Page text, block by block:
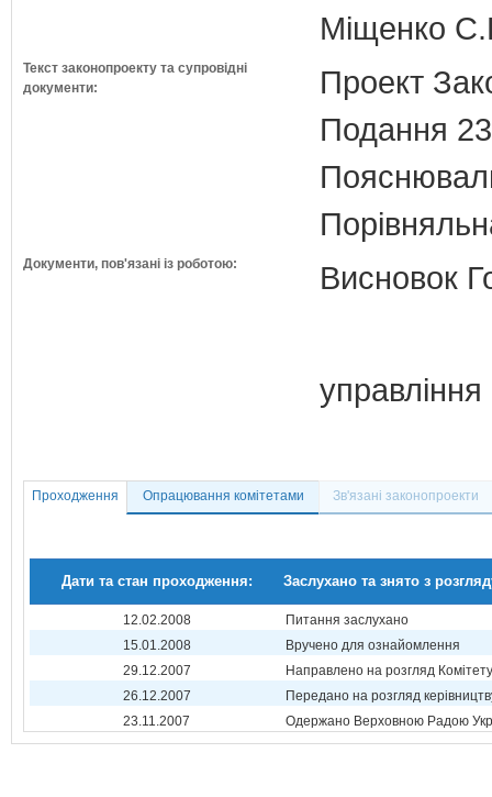
Міщенко
Текст законопроекту та супровідні
документи:
Проект
Подання
Документи, пов'язані із роботою: Висновок
Проходження Опрацювання комітетами Зв'язані законопроекти
Дати та стан проходження: Заслухано та знято з
12.02.2008
Питання заслухано
15.01.2008
Вручено для ознайомлення
29.12.2007
Направлено на розгляд Комітету
26.12.2007
Передано на розгляд
23.11.2007
Одержано Верховною Радою